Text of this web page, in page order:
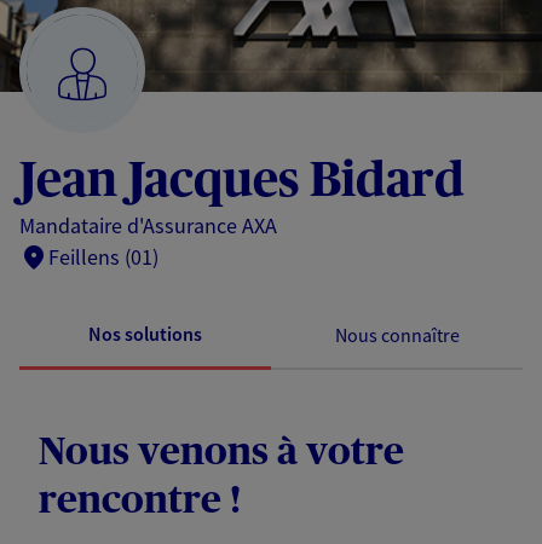
pied
de
page
Jean Jacques Bidard
Mandataire d'Assurance AXA
Feillens (01)
Nos solutions Nous connaître
Nous venons à votre
rencontre !